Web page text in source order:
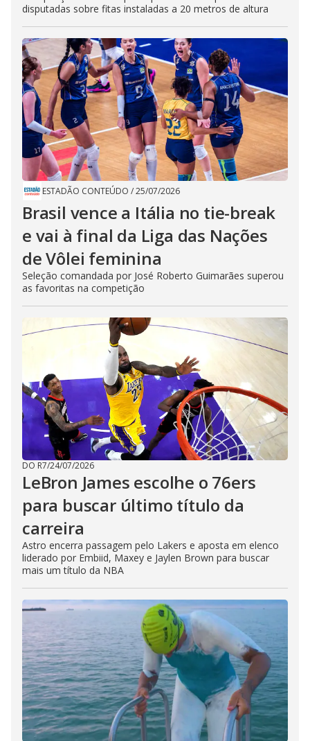
disputadas sobre fitas instaladas a 20 metros de altura
ESTADÃO CONTEÚDO /25/07/2026
Brasil vence a Itália no tie-break
e vai à final da Liga das Nações
de Vôlei feminina
Seleção comandada por José Roberto Guimarães superou
as favoritas na competição
DO R7/24/07/2026
LeBron James escolhe o 76ers
para buscar último título da
carreira
Astro encerra passagem pelo Lakers e aposta em elenco
liderado por Embiid, Maxey e Jaylen Brown para buscar
mais um título da NBA